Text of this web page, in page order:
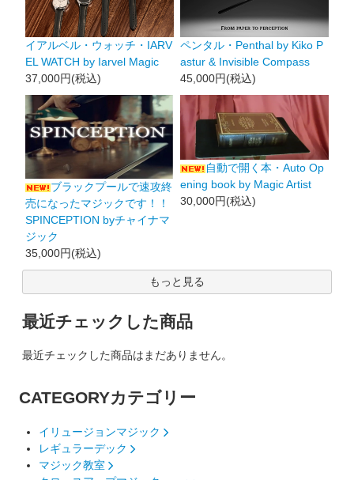
イアルベル・ウォッチ・IARV
EL WATCH by Iarvel Magic
37,000円(税込)
ペンタル・Penthal by Kiko P
astur & Invisible Compass
45,000円(税込)
ブラックプールで速攻終
売になったマジックです！！
SPINCEPTION byチャイナマ
ジック
35,000円(税込)
自動で開く本・Auto Op
ening book by Magic Artist
30,000円(税込)
もっと見る
最近チェックした商品
最近チェックした商品はまだありません。
CATEGORYカテゴリー
イリュージョンマジック
レギュラーデック
マジック教室